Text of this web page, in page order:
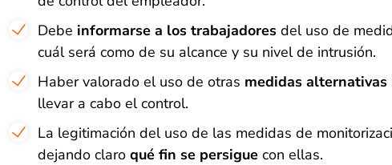
Debe informarse a los trabajadoresdel uso de
cuál será como de su alcance y su nivel de intrusión.
Haber valorado el uso de otras medidas alternativas
llevar a cabo el control.
La legitimación del uso de las medidas de
dejando claro qué fin se persiguecon ellas.